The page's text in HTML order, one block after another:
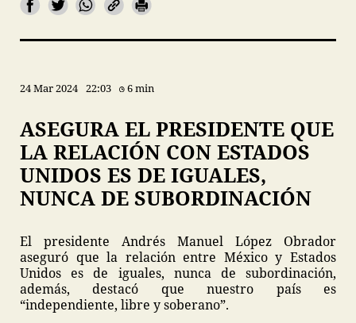
24 Mar 2024 22:03 6 min
ASEGURA EL PRESIDENTE QUE
LA RELACIÓN CON ESTADOS
UNIDOS ES DE IGUALES,
NUNCA DE SUBORDINACIÓN
El presidente Andrés Manuel López Obrador
aseguró que la relación entre México y Estados
Unidos es de iguales, nunca de subordinación,
además, destacó que nuestro país es
“independiente, libre y soberano”.